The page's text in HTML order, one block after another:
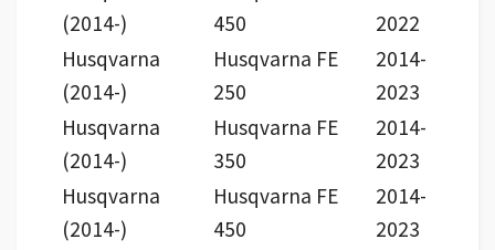
(2014-)
450
2022
Husqvarna
(2014-)
Husqvarna FE
250
2014-
2023
Husqvarna
(2014-)
Husqvarna FE
350
2014-
2023
Husqvarna
(2014-)
Husqvarna FE
450
2014-
2023